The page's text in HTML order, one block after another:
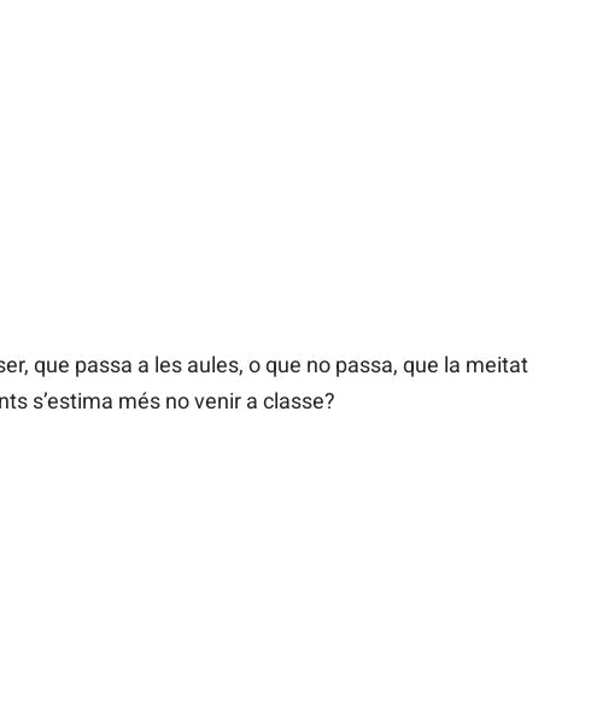
que passa a les aules, o que no passa, que la meitat
s’estima més no venir a classe?